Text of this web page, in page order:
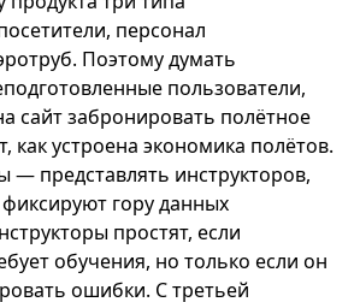
персонал
Поэтому думать
пользователи,
сайт забронировать полётное
как устроена экономика полётов.
— представлять инструкторов,
гору данных
простят, если
обучения, но только если он
ошибки. С третьей